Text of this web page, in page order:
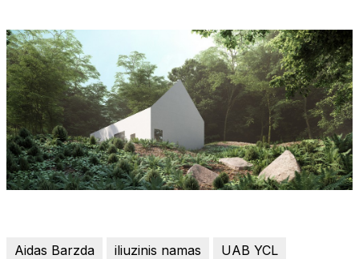
Aidas Barzda iliuzinis namas UAB YCL